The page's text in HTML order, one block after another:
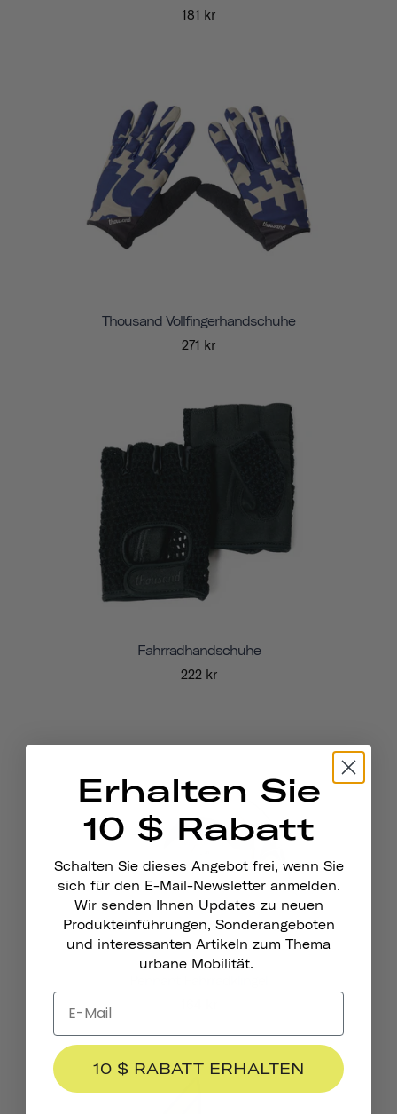
181 kr
Thousand Vollfingerhandschuhe
271 kr
Fahrradhandschuhe
222 kr
Erhalten Sie
10 $ Rabatt
Schalten Sie dieses Angebot frei, wenn Sie
sich für den E-Mail-Newsletter anmelden.
Wir senden Ihnen Updates zu neuen
Produkteinführungen, Sonderangeboten
und interessanten Artikeln zum Thema
urbane Mobilität.
10 $ RABATT ERHALTEN